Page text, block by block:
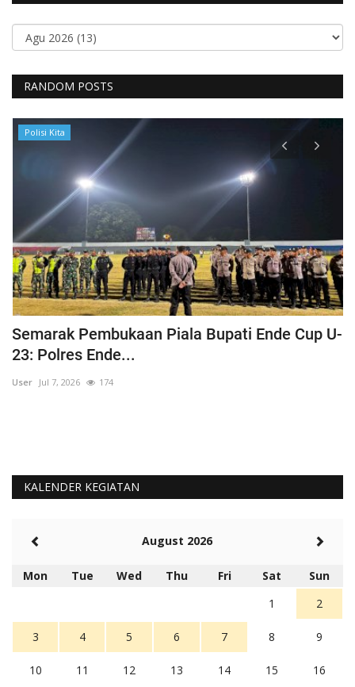
RANDOM POSTS
Polisi Kita
Semarak Pembukaan Piala Bupati Ende Cup U-
23: Polres Ende...
User Jul 7, 2026 174
KALENDER KEGIATAN
August 2026
Mon Tue Wed Thu Fri Sat
Sun
1
2
3 4 5 6 7 8 9
10 11 12 13 14 15 16